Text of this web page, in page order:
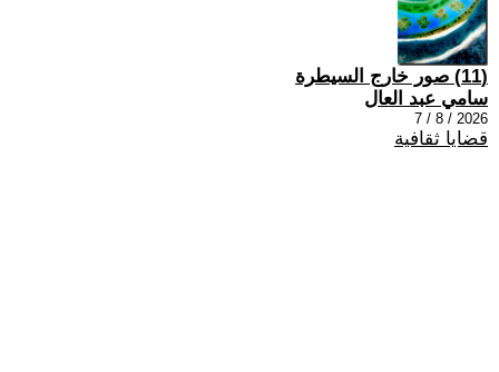
(11) صور خارج السيطرة
سامي عبد العال
2026 / 8 / 7
قضايا ثقافية